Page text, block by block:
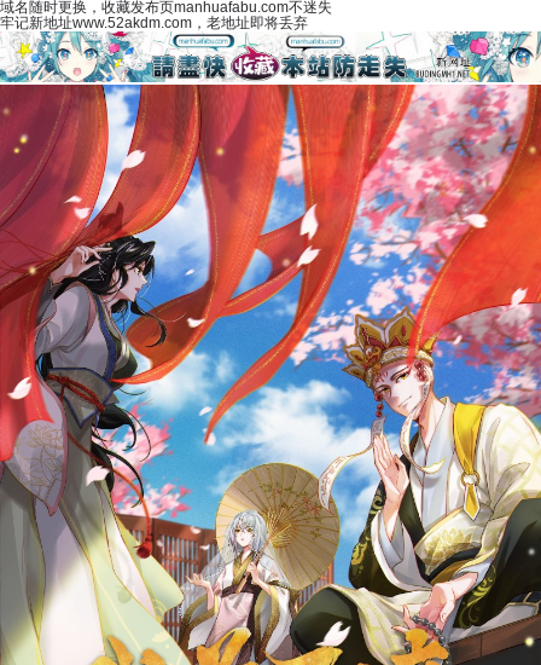
域名随时更换，收藏发布页manhuafabu.com不迷失
牢记新地址www.52akdm.com，老地址即将丢弃